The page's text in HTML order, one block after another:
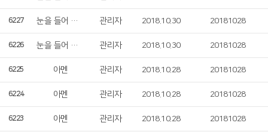
6227 눈을 들어 산을 보니 관리자 2018.10.30 20181028
6226 눈을 들어 산을 보니 관리자 2018.10.30 20181028
6225 아멘 관리자 2018.10.28 20181028
6224 아멘 관리자 2018.10.28 20181028
6223 아멘 관리자 2018.10.28 20181028